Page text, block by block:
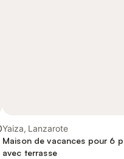
Yaiza, Lanzarote
Maison de vacances pour 6
avec terrasse